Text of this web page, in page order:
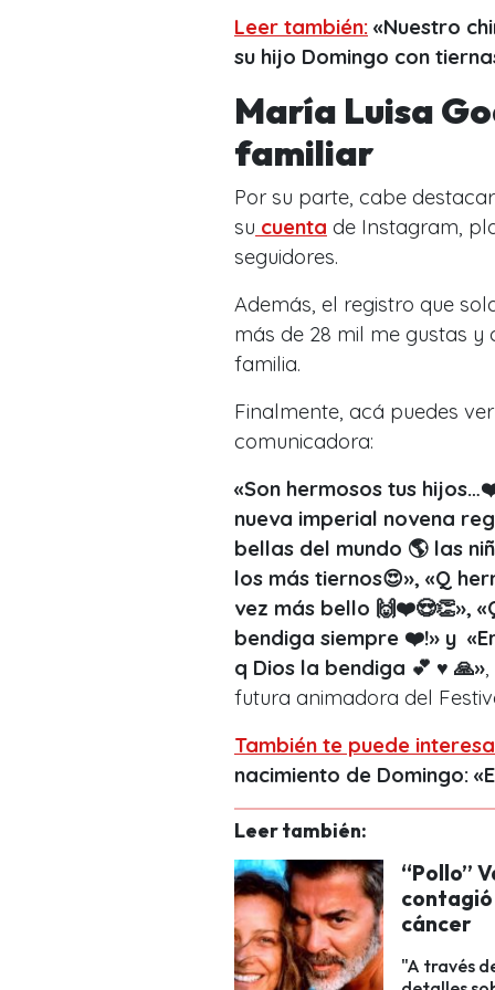
Leer también: «Nuestro
su hijo Domingo con
María Luisa
familiar
Por su parte, cabe
su cuenta de Instagram,
seguidores.
Además, el registro que
más de 28 mil me gustas
familia.
Finalmente, acá puedes
comunicadora:
«Son hermosos tus
nueva imperial novena
bellas del mundo 🌎 las
los más tiernos😍», «Q
vez más bello 🙌❤️😍👏»,
bendiga siempre ❤️!» y
q Dios la bendiga 💕 ♥️ 🙏»
futura animadora del
También te puede
nacimiento de Domingo:
Leer también:
“Pollo”
contagió
cáncer
"A través